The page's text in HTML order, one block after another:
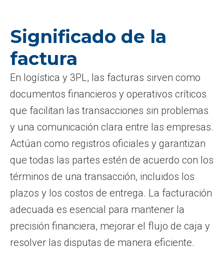
Significado de la
factura
En logística y 3PL, las facturas sirven como
documentos financieros y operativos críticos
que facilitan las transacciones sin problemas
y una comunicación clara entre las empresas.
Actúan como registros oficiales y garantizan
que todas las partes estén de acuerdo con los
términos de una transacción, incluidos los
plazos y los costos de entrega. La facturación
adecuada es esencial para mantener la
precisión financiera, mejorar el flujo de caja y
resolver las disputas de manera eficiente.